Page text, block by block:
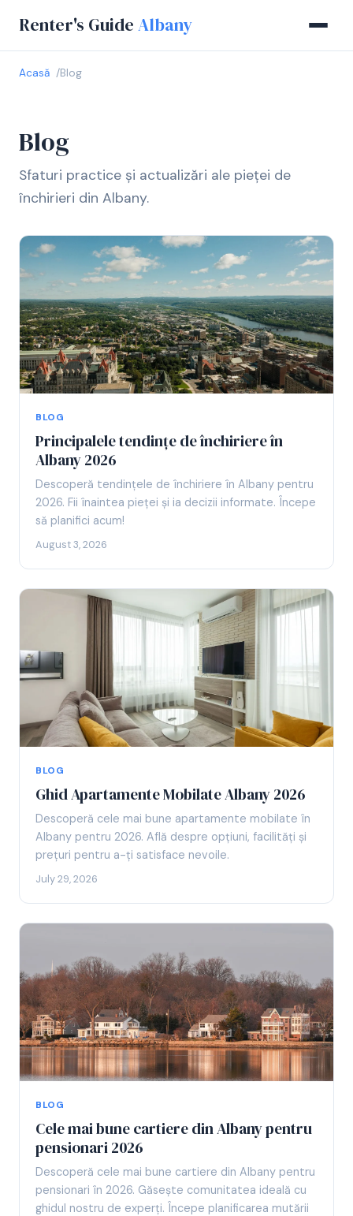
Renter's Guide Albany
Acasă Blog
Blog
Sfaturi practice și actualizări ale pieței de
închirieri din Albany.
BLOG
Principalele tendințe de închiriere în
Albany 2026
Descoperă tendințele de închiriere în Albany pentru
2026. Fii înaintea pieței și ia decizii informate. Începe
să planifici acum!
August 3, 2026
BLOG
Ghid Apartamente Mobilate Albany 2026
Descoperă cele mai bune apartamente mobilate în
Albany pentru 2026. Află despre opțiuni, facilități și
prețuri pentru a-ți satisface nevoile.
July 29, 2026
BLOG
Cele mai bune cartiere din Albany pentru
pensionari 2026
Descoperă cele mai bune cartiere din Albany pentru
pensionari în 2026. Găsește comunitatea ideală cu
ghidul nostru de experți. Începe planificarea mutării